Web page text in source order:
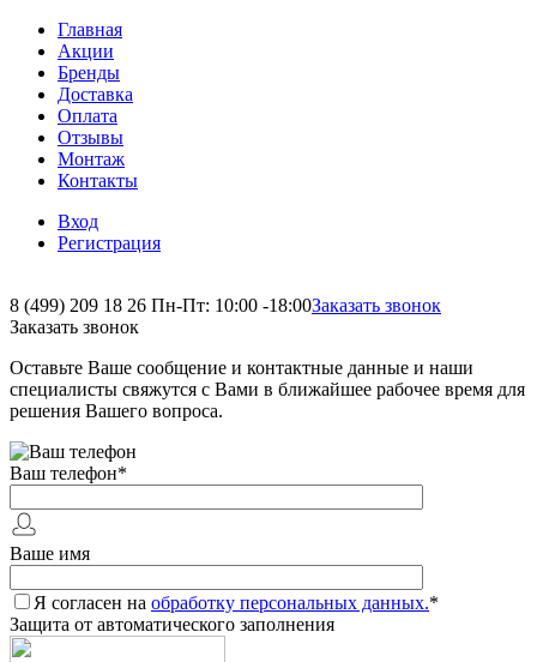
Главная
Акции
Бренды
Доставка
Оплата
Отзывы
Монтаж
Контакты
Вход
Регистрация
8 (499) 209 18 26 Пн-Пт: 10:00 -18:00Заказать звонок
Заказать звонок
Оставьте Ваше сообщение и контактные данные и наши
специалисты свяжутся с Вами в ближайшее рабочее время для
решения Вашего вопроса.
Ваш телефон*
Ваше имя
Я согласен на обработку персональных данных.*
Защита от автоматического заполнения